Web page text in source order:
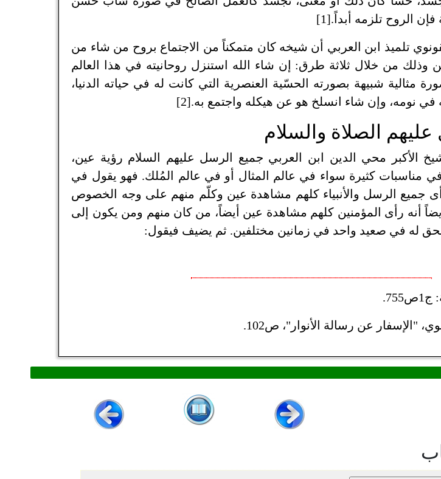
فإن الروح تلزمه أبداً.[1]
تلميذ ابن العربي أن شيخه كان متمكناً من الاجتماع بروح من شاء من
وذلك من خلال ثلاثة طرق: إن شاء الله استنزل روحانيته في هذا العالم
مثالية شبيهة بصورته الحسّية العنصرية التي كانت له في حياته الدنيا،
في نومه، وإن شاء انسلخ هو عن هيكله واجتمع به.[2]
الصلاة والسلام
الأكبر محي الدين ابن العربي جميع الرسل عليهم السلام رؤية عين،
مناسبات كثيرة سواء في عالم المثال أو في عالم المُلك. فهو يقول في
رأى جميع الرسل والأنبياء كلهم مشاهدة عين وكلّم منهم على وجه الخصوص
أنه رأى المؤمنين كلهم مشاهدة عين أيضاً، من كان منهم ومن يكون إلى
له في صعيد واحد في زمانين مختلفين. ثم يضيف فيقول: